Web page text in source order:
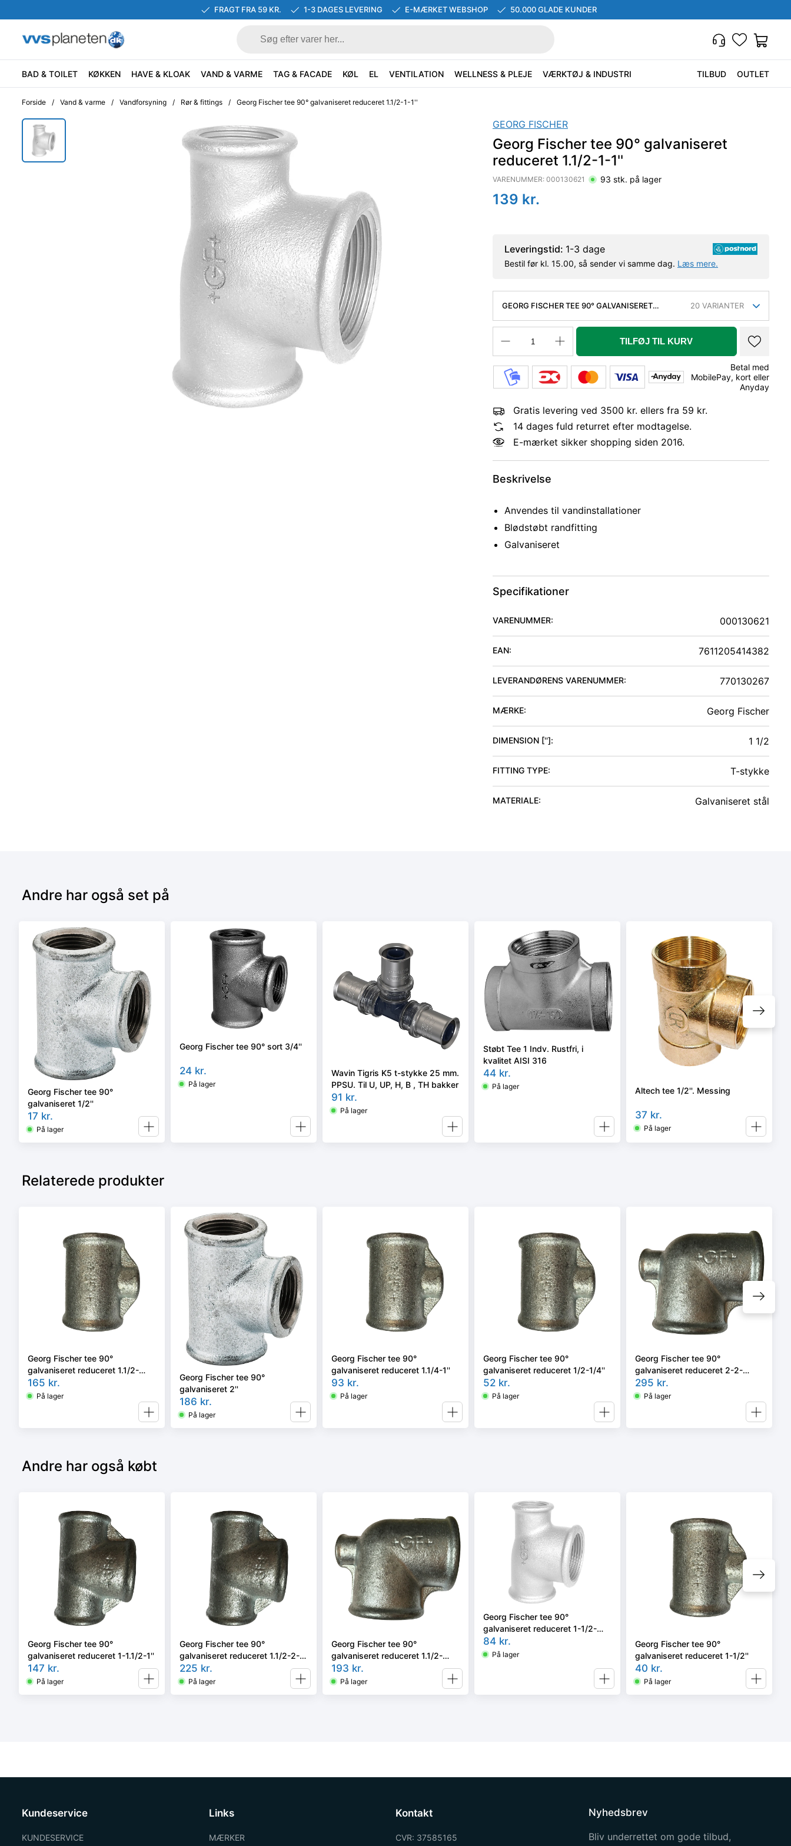
FRAGT FRA 59 KR. 1-3 DAGES LEVERING E-MÆRKET WEBSHOP 50.000 GLADE KUNDER
BAD & TOILET KØKKEN HAVE & KLOAK VAND & VARME TAG & FACADE KØL EL VENTILATION WELLNESS & PLEJE VÆRKTØJ & INDUSTRI TILBUD OUTLET
Forside / Vand & varme / Vandforsyning / Rør & fittings / Georg Fischer tee 90° galvaniseret reduceret 1.1/2-1-1''
GEORG FISCHER
Georg Fischer tee 90° galvaniseret
reduceret 1.1/2-1-1''
VARENUMMER: 000130621 93 stk. på lager
139 kr.
Leveringstid: 1-3 dage
Bestil før kl. 15.00, så sender vi samme dag. Læs mere.
GEORG FISCHER TEE 90° GALVANISERET
20 VARIANTER
TILFØJ TIL KURV
Betal med
MobilePay, kort eller
Anyday
Gratis levering ved 3500 kr. ellers fra 59 kr.
14 dages fuld returret efter modtagelse.
E-mærket sikker shopping siden 2016.
Beskrivelse
Anvendes til vandinstallationer
Blødstøbt randfitting
Galvaniseret
Specifikationer
VARENUMMER: 000130621
EAN: 7611205414382
LEVERANDØRENS VARENUMMER: 770130267
MÆRKE: Georg Fischer
DIMENSION ['']: 1 1/2
FITTING TYPE: T-stykke
MATERIALE: Galvaniseret stål
Andre har også set på
Georg Fischer tee 90°
galvaniseret 1/2''
17 kr.
På lager
Georg Fischer tee 90° sort 3/4''
24 kr.
På lager
Wavin Tigris K5 t-stykke 25 mm.
PPSU. Til U, UP, H, B , TH bakker
91 kr.
På lager
Støbt Tee 1 Indv. Rustfri, i
kvalitet AISI 316
44 kr.
På lager Altech tee 1/2''. Messing
37 kr.
På lager
Relaterede produkter
Georg Fischer tee 90°
galvaniseret reduceret 1.1/2-
1.1/4''
165 kr.
På lager
Georg Fischer tee 90°
galvaniseret 2''
186 kr.
På lager
Georg Fischer tee 90°
galvaniseret reduceret 1.1/4-1''
93 kr.
På lager
Georg Fischer tee 90°
galvaniseret reduceret 1/2-1/4''
52 kr.
På lager
Georg Fischer tee 90°
galvaniseret reduceret 2-2-
1.1/4''
295 kr.
På lager
Andre har også købt
Georg Fischer tee 90°
galvaniseret reduceret 1-1.1/2-1''
147 kr.
På lager
Georg Fischer tee 90°
galvaniseret reduceret 1.1/2-2-
1.1/2''
225 kr.
På lager
Georg Fischer tee 90°
galvaniseret reduceret 1.1/2-
1.1/2-1''
193 kr.
På lager
Georg Fischer tee 90°
galvaniseret reduceret 1-1/2-
1/2''
84 kr.
På lager
Georg Fischer tee 90°
galvaniseret reduceret 1-1/2''
40 kr.
På lager
Kundeservice
KUNDESERVICE
Links
MÆRKER
Kontakt
CVR: 37585165
Nyhedsbrev
Bliv underrettet om gode tilbud,